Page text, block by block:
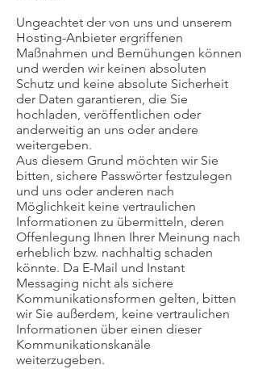
Ungeachtet der von uns und unserem
Hosting-Anbieter ergriffenen
Maßnahmen und Bemühungen können
und werden wir keinen absoluten
Schutz und keine absolute Sicherheit
der Daten garantieren, die Sie
hochladen, veröffentlichen oder
anderweitig an uns oder andere
weitergeben.
Aus diesem Grund möchten wir Sie
bitten, sichere Passwörter festzulegen
und uns oder anderen nach
Möglichkeit keine vertraulichen
Informationen zu übermitteln, deren
Offenlegung Ihnen Ihrer Meinung nach
erheblich bzw. nachhaltig schaden
könnte. Da E-Mail und Instant
Messaging nicht als sichere
Kommunikationsformen gelten, bitten
wir Sie außerdem, keine vertraulichen
Informationen über einen dieser
Kommunikationskanäle
weiterzugeben.